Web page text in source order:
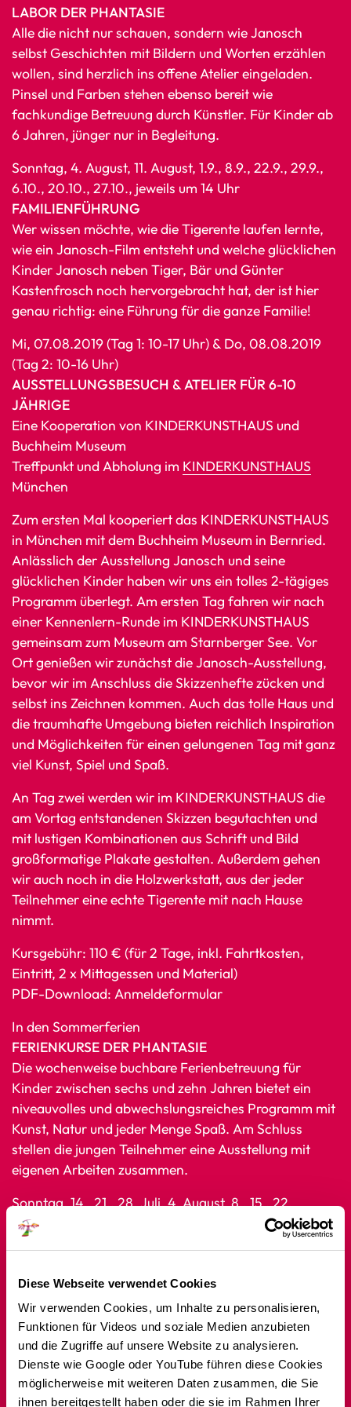
Diese Webseite verwendet Cookies
Wir verwenden Cookies, um Inhalte zu personalisieren,
Funktionen für Videos und soziale Medien anzubieten
und die Zugriffe auf unsere Website zu analysieren.
Dienste wie Google oder YouTube führen diese Cookies
möglicherweise mit weiteren Daten zusammen, die Sie
ihnen bereitgestellt haben oder die sie im Rahmen Ihrer
LABOR DER PHANTASIE
Alle die nicht nur schauen, sondern wie Janosch
selbst Geschichten mit Bildern und Worten erzählen
wollen, sind herzlich ins offene Atelier eingeladen.
Pinsel und Farben stehen ebenso bereit wie
fachkundige Betreuung durch Künstler. Für Kinder ab
6 Jahren, jünger nur in Begleitung.
Sonntag, 4. August, 11. August, 1.9., 8.9., 22.9., 29.9.,
6.10., 20.10., 27.10., jeweils um 14 Uhr
FAMILIENFÜHRUNG
Wer wissen möchte, wie die Tigerente laufen lernte,
wie ein Janosch-Film entsteht und welche glücklichen
Kinder Janosch neben Tiger, Bär und Günter
Kastenfrosch noch hervorgebracht hat, der ist hier
genau richtig: eine Führung für die ganze Familie!
Mi, 07.08.2019 (Tag 1: 10-17 Uhr) & Do, 08.08.2019
(Tag 2: 10-16 Uhr)
AUSSTELLUNGSBESUCH & ATELIER FÜR 6-10
JÄHRIGE
Eine Kooperation von KINDERKUNSTHAUS und
Buchheim Museum
Treffpunkt und Abholung im KINDERKUNSTHAUS
München
Zum ersten Mal kooperiert das KINDERKUNSTHAUS
in München mit dem Buchheim Museum in Bernried.
Anlässlich der Ausstellung Janosch und seine
glücklichen Kinder haben wir uns ein tolles 2-tägiges
Programm überlegt. Am ersten Tag fahren wir nach
einer Kennenlern-Runde im KINDERKUNSTHAUS
gemeinsam zum Museum am Starnberger See. Vor
Ort genießen wir zunächst die Janosch-Ausstellung,
bevor wir im Anschluss die Skizzenhefte zücken und
selbst ins Zeichnen kommen. Auch das tolle Haus und
die traumhafte Umgebung bieten reichlich Inspiration
und Möglichkeiten für einen gelungenen Tag mit ganz
viel Kunst, Spiel und Spaß.
An Tag zwei werden wir im KINDERKUNSTHAUS die
am Vortag entstandenen Skizzen begutachten und
mit lustigen Kombinationen aus Schrift und Bild
großformatige Plakate gestalten. Außerdem gehen
wir auch noch in die Holzwerkstatt, aus der jeder
Teilnehmer eine echte Tigerente mit nach Hause
nimmt.
Kursgebühr: 110 € (für 2 Tage, inkl. Fahrtkosten,
Eintritt, 2 x Mittagessen und Material)
PDF-Download: Anmeldeformular
In den Sommerferien
FERIENKURSE DER PHANTASIE
Die wochenweise buchbare Ferienbetreuung für
Kinder zwischen sechs und zehn Jahren bietet ein
niveauvolles und abwechslungsreiches Programm mit
Kunst, Natur und jeder Menge Spaß. Am Schluss
stellen die jungen Teilnehmer eine Ausstellung mit
eigenen Arbeiten zusammen.
Sonntag, 14., 21., 28. Juli, 4. August, 8., 15., 22.
September, 6., 13., 20., 27. Oktober, 3. November, 14-
Hier werden Kinder selbst zu Filmemachern! Die Stop-
Motion-Technik macht es möglich. Selbstgemachte
Knetfiguren werden bewegt, fotografiert und mit dem
Computer animiert. Die entstandenen Filme werden
auf YouTube hochgeladen und können jederzeit von
Zuhause aus angesehen werden.